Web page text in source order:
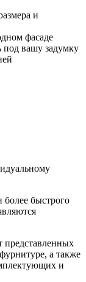
и
фасаде
под вашу задумку
быстрого
представленных
а также
и